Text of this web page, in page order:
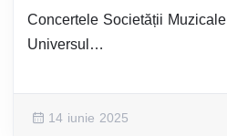
Concertele Societății
Universul…
14 iunie 2025